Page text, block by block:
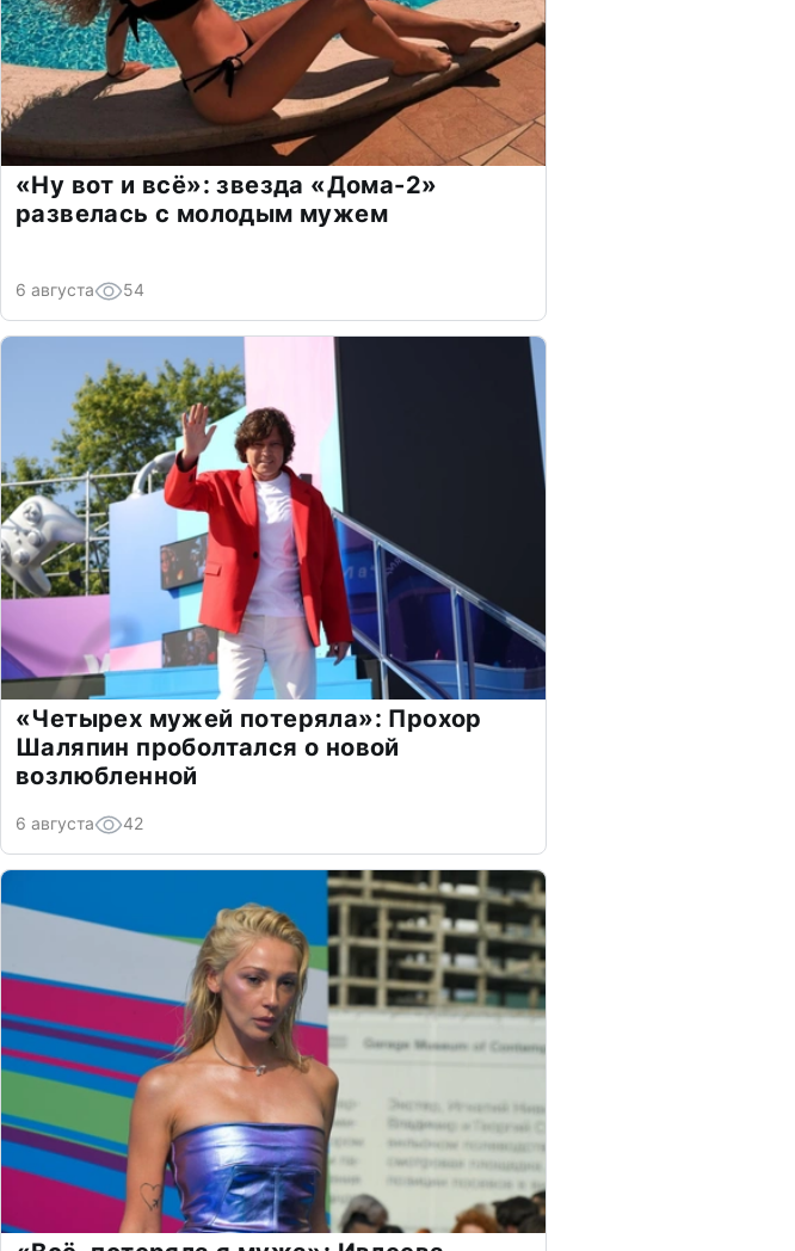
«Ну вот и всё»: звезда «Дома-2»
развелась с молодым мужем
6 августа 54
«Четырех мужей потеряла»: Прохор
Шаляпин проболтался о новой
возлюбленной
6 августа 42